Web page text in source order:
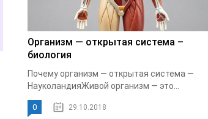
Организм — открытая система –
биология
Почему организм — открытая система —
НауколандияЖивой организм — это...
0 29.10.2018